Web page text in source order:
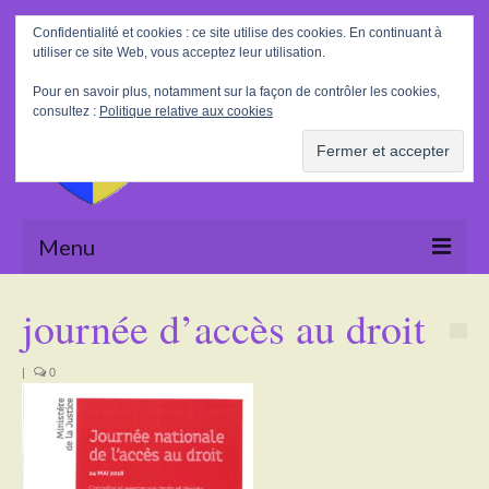
Rechercher
:
Menu
La Mairie
Le village
Tourisme
journée d’accès au droit
| 0
Confidentialité et cookies : ce site utilise des cookies. En continuant à
utiliser ce site Web, vous acceptez leur utilisation.
Pour en savoir plus, notamment sur la façon de contrôler les cookies,
consultez : Politique relative aux cookies